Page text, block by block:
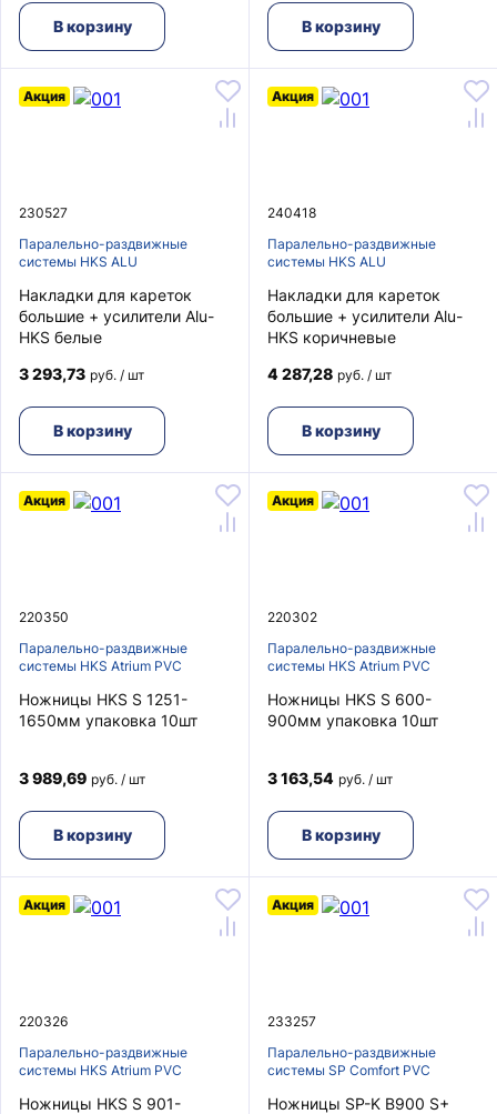
В корзину В корзину
230527
Паралельно-раздвижные
системы HKS ALU
Акция
Накладки для кареток
большие + усилители Alu-
HKS белые
3 293,73 руб. / шт
В корзину
240418
Паралельно-раздвижные
системы HKS ALU
Акция
Накладки для кареток
большие + усилители Alu-
HKS коричневые
4 287,28 руб. / шт
В корзину
220350
Паралельно-раздвижные
системы HKS Atrium PVC
Акция
Ножницы HKS S 1251-
1650мм упаковка 10шт
3 989,69 руб. / шт
В корзину
220302
Паралельно-раздвижные
системы HKS Atrium PVC
Акция
Ножницы HKS S 600-
900мм упаковка 10шт
3 163,54 руб. / шт
В корзину
220326
Паралельно-раздвижные
системы HKS Atrium PVC
Акция
Ножницы HKS S 901-
233257
Паралельно-раздвижные
системы SP Comfort PVC
Акция
Ножницы SP-K B900 S+